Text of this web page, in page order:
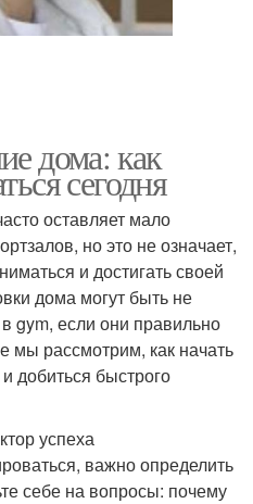
дома: как
сегодня
оставляет мало
но это не означает,
и достигать своей
дома могут быть не
gym, если они правильно
мы рассмотрим, как начать
добиться быстрого
успеха
важно определить
себе на вопросы: почему